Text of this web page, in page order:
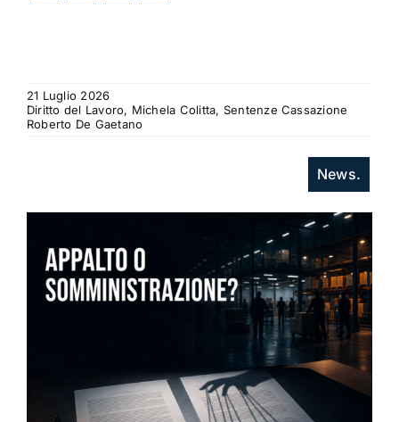
21 Luglio 2026
Diritto del Lavoro, Michela Colitta, Sentenze Cassazione
Roberto De Gaetano
News.